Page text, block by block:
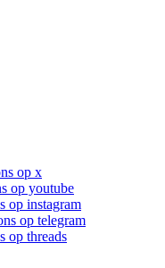
op x
op youtube
op instagram
op telegram
op threads